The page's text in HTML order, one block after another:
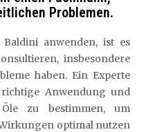
Problemen.
anwenden, ist es
insbesondere
haben. Ein Experte
Anwendung und
zu bestimmen, um
optimal nutzen